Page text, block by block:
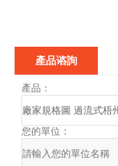
產品谘詢
產品：
您的單位：